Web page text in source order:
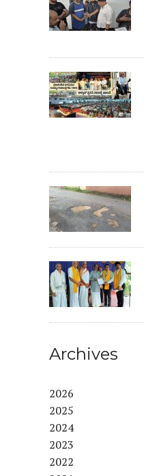
Archives
2026
2025
2024
2023
2022